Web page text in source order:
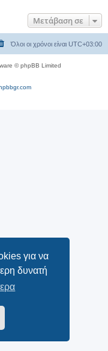
για να
δυνατή
Μετάβαση σε
Όλοι οι χρόνοι είναι UTC+03:00
© phpBB Limited